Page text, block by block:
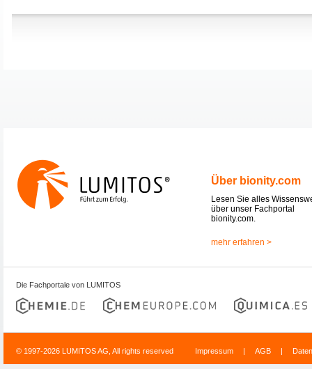
Über bionity.com
Lesen Sie alles
über unser Fachportal
bionity.com.
mehr erfahren >
Die Fachportale von LUMITOS
© 1997-2026 LUMITOS AG, All rights reserved Impressum | AGB |